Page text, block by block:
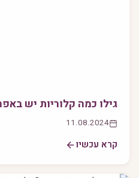
גילו כמה קלוריות יש
11.08.2024
קרא עכשיו